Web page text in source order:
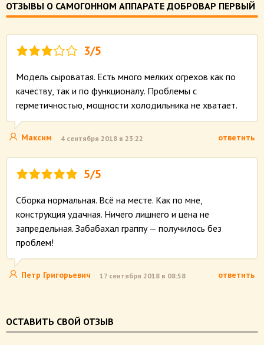
ОТЗЫВЫ О САМОГОННОМ АППАРАТЕ ДОБРОВАР ПЕРВЫЙ
3/5
Модель сыроватая. Есть много мелких огрехов как по
качеству, так и по функционалу. Проблемы с
герметичностью, мощности холодильника не хватает.
Максим 4 сентября 2018 в 23:22 ответить
5/5
Сборка нормальная. Всё на месте. Как по мне,
конструкция удачная. Ничего лишнего и цена не
запредельная. Забабахал граппу — получилось без
проблем!
Петр Григорьевич 17 сентября 2018 в 08:58 ответить
ОСТАВИТЬ СВОЙ ОТЗЫВ